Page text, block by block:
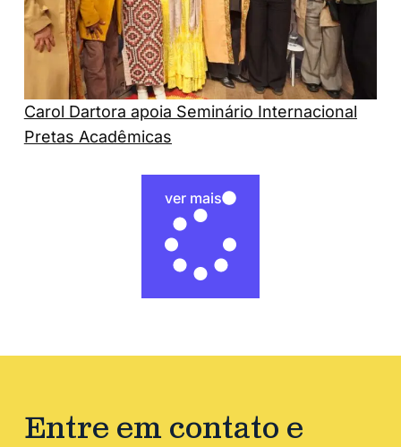
Carol Dartora apoia Seminário Internacional
Pretas Acadêmicas
ver mais
Entre em contato e